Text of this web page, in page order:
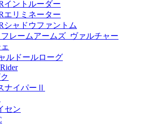
イントルーダー
エリミネーター
シャドウファントム
レームアームズ_ヴァルチャー
ルドールローグ
ナイパーⅡ
セン